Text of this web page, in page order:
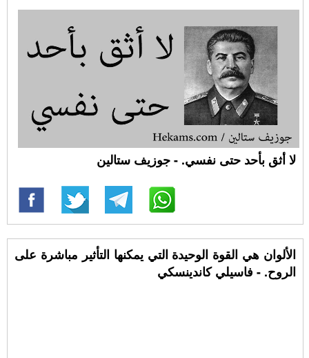
لا أثق بأحد حتى نفسي. - جوزيف ستالين
الألوان هي القوة الوحيدة التي يمكنها التأثير مباشرة على
الروح. - فاسيلي كاندينسكي